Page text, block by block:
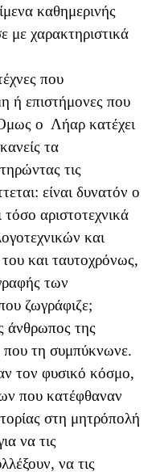
καθημερινής
με χαρακτηριστικά
που
ή επιστήμονες που
ο Λήαρ κατέχει
τα
τις
είναι δυνατόν ο
τόσο αριστοτεχνικά
και
και ταυτοχρόνως,
των
ζωγράφιζε;
άνθρωπος της
που τη συμπύκνωνε.
τον φυσικό κόσμο,
που κατέφθαναν
στη μητρόπολή
να τις
να τις